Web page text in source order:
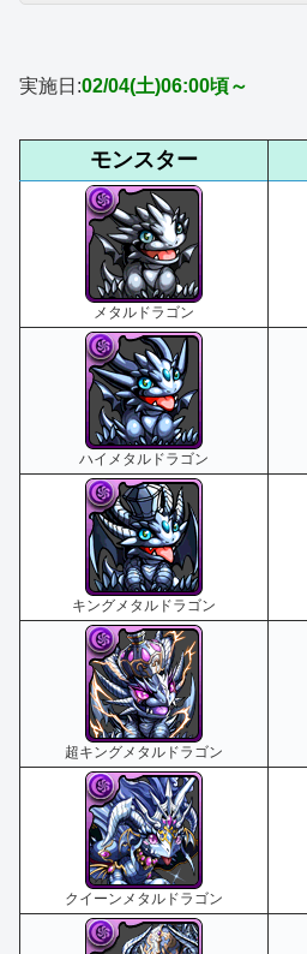
実施日:02/04(土)06:00頃～
モンスター
メタルドラゴン
ハイメタルドラゴン
キングメタルドラゴン
超キングメタルドラゴン
クイーンメタルドラゴン